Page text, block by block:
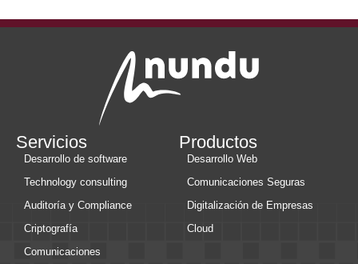
Servicios
Desarrollo de software
Technology consulting
Auditoría y Compliance
Criptografía
Comunicaciones
Productos
Desarrollo Web
Comunicaciones Seguras
Digitalización de Empresas
Cloud